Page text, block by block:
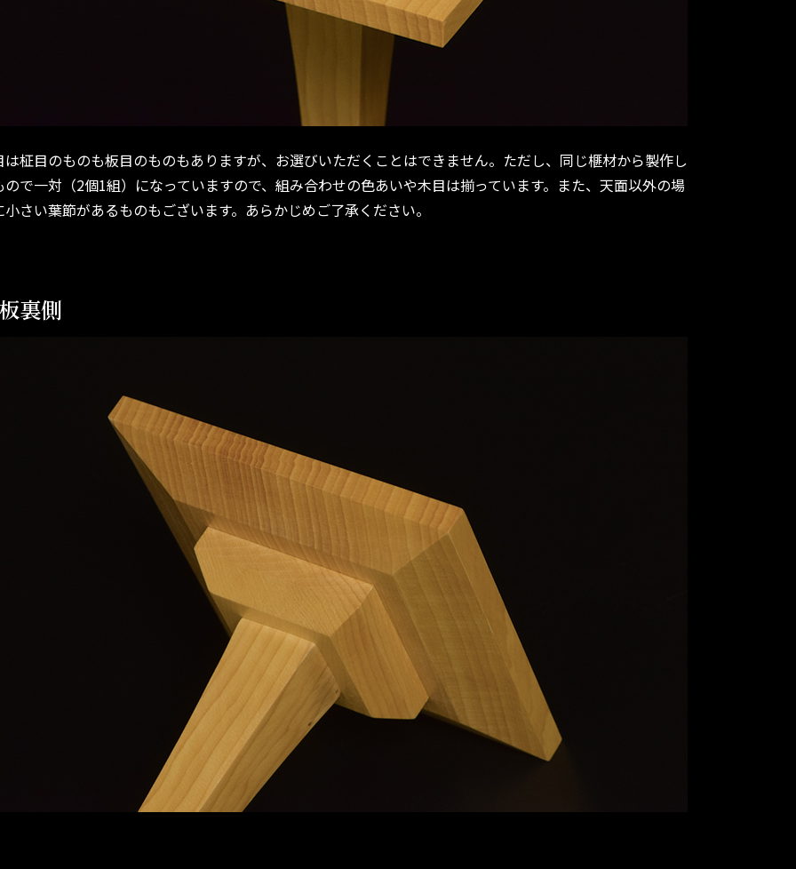
は柾目のものも板目のものもありますが、お選びいただくことはできません。ただし、同じ榧材から製作し
ので一対（2個1組）になっていますので、組み合わせの色あいや木目は揃っています。また、天面以外の場
小さい葉節があるものもございます。あらかじめご了承ください。
裏側